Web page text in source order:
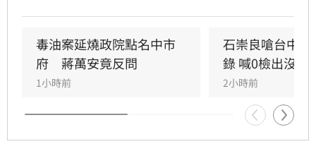
否屬實，衛福部僅回應表示不予回應。
毒油案延燒政院點名中市
府　蔣萬安竟反問
1小時前
石崇良嗆台中
錄 喊0檢出沒意
2小時前